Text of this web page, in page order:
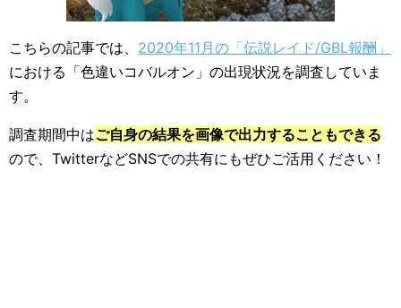
こちらの記事では、 2020年11月の「伝説レイド/GBL報酬」
における「色違いコバルオン」の出現状況を調査していま
す。
調査期間中はご自身の結果を画像で出力することもできる
ので、TwitterなどSNSでの共有にもぜひご活用ください！